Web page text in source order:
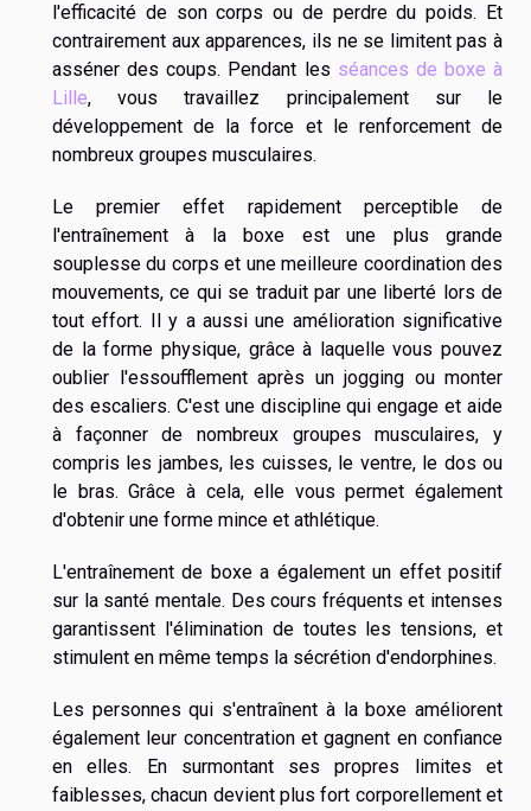
l'efficacité de son corps ou de perdre du poids. Et
contrairement aux apparences, ils ne se limitent pas à
asséner des coups. Pendant les séances de boxe à
Lille, vous travaillez principalement sur le
développement de la force et le renforcement de
nombreux groupes musculaires.
Le premier effet rapidement perceptible de
l'entraînement à la boxe est une plus grande
souplesse du corps et une meilleure coordination des
mouvements, ce qui se traduit par une liberté lors de
tout effort. Il y a aussi une amélioration significative
de la forme physique, grâce à laquelle vous pouvez
oublier l'essoufflement après un jogging ou monter
des escaliers. C'est une discipline qui engage et aide
à façonner de nombreux groupes musculaires, y
compris les jambes, les cuisses, le ventre, le dos ou
le bras. Grâce à cela, elle vous permet également
d'obtenir une forme mince et athlétique.
L'entraînement de boxe a également un effet positif
sur la santé mentale. Des cours fréquents et intenses
garantissent l'élimination de toutes les tensions, et
stimulent en même temps la sécrétion d'endorphines.
Les personnes qui s'entraînent à la boxe améliorent
également leur concentration et gagnent en confiance
en elles. En surmontant ses propres limites et
faiblesses, chacun devient plus fort corporellement et